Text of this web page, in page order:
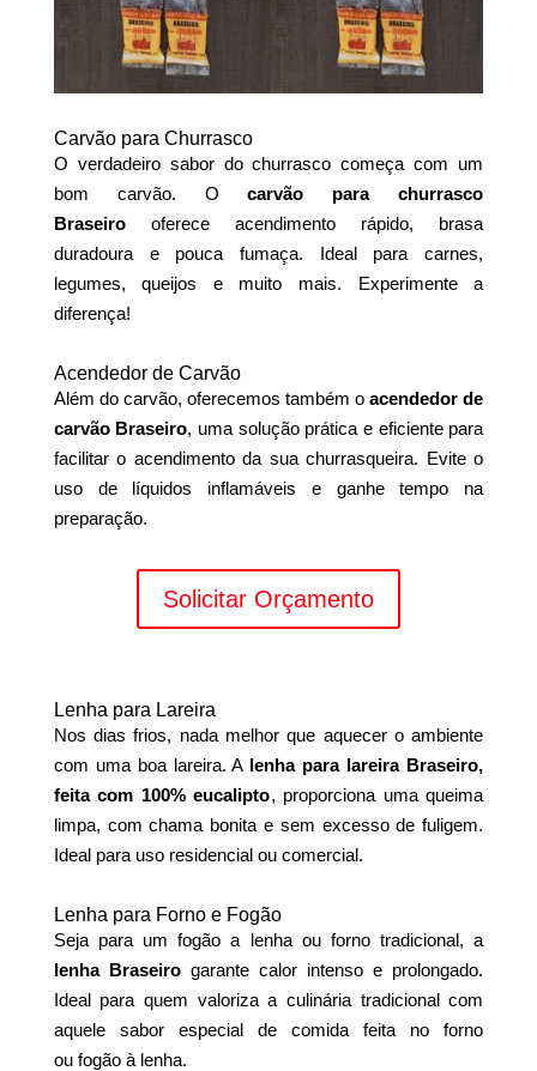
Carvão para Churrasco
O verdadeiro sabor do churrasco começa com um
bom carvão. Ocarvão para churrasco
Braseirooferece acendimento rápido, brasa
duradoura e pouca fumaça. Ideal para carnes,
legumes, queijos e muito mais. Experimente a
diferença!
Acendedor de Carvão
Além do carvão, oferecemos também oacendedor de
carvão Braseiro, uma solução prática e eficiente para
facilitar o acendimento da sua churrasqueira. Evite o
uso de líquidos inflamáveis e ganhe tempo na
preparação.
Solicitar Orçamento
Lenha para Lareira
Nos dias frios, nada melhor que aquecer o ambiente
com uma boa lareira. A lenha para lareira Braseiro,
feita com 100% eucalipto, proporciona uma queima
limpa, com chama bonita e sem excesso de fuligem.
Ideal para uso residencial ou comercial.
Lenha para Forno e Fogão
Seja para um fogão a lenha ou forno tradicional, a
lenha Braseirogarante calor intenso e prolongado.
Ideal para quem valoriza a culinária tradicional com
aquele sabor especial de comida feita no forno
ou fogão à lenha.